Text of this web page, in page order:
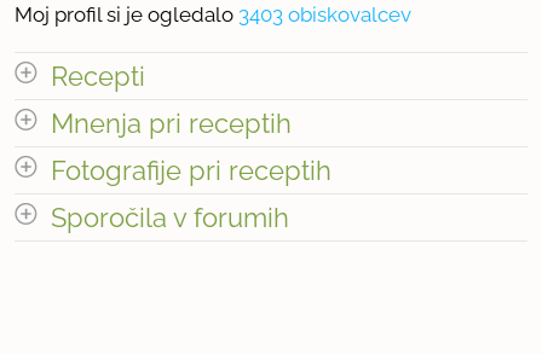
Moj profil si je ogledalo 3403 obiskovalcev
Recepti
Število receptov: 8
Mnenja pri receptih
odpri vse
Število mnenj pri receptih: 9
Fotografije pri receptih
Število fotografij pri receptih: 3
Sporočila v forumih